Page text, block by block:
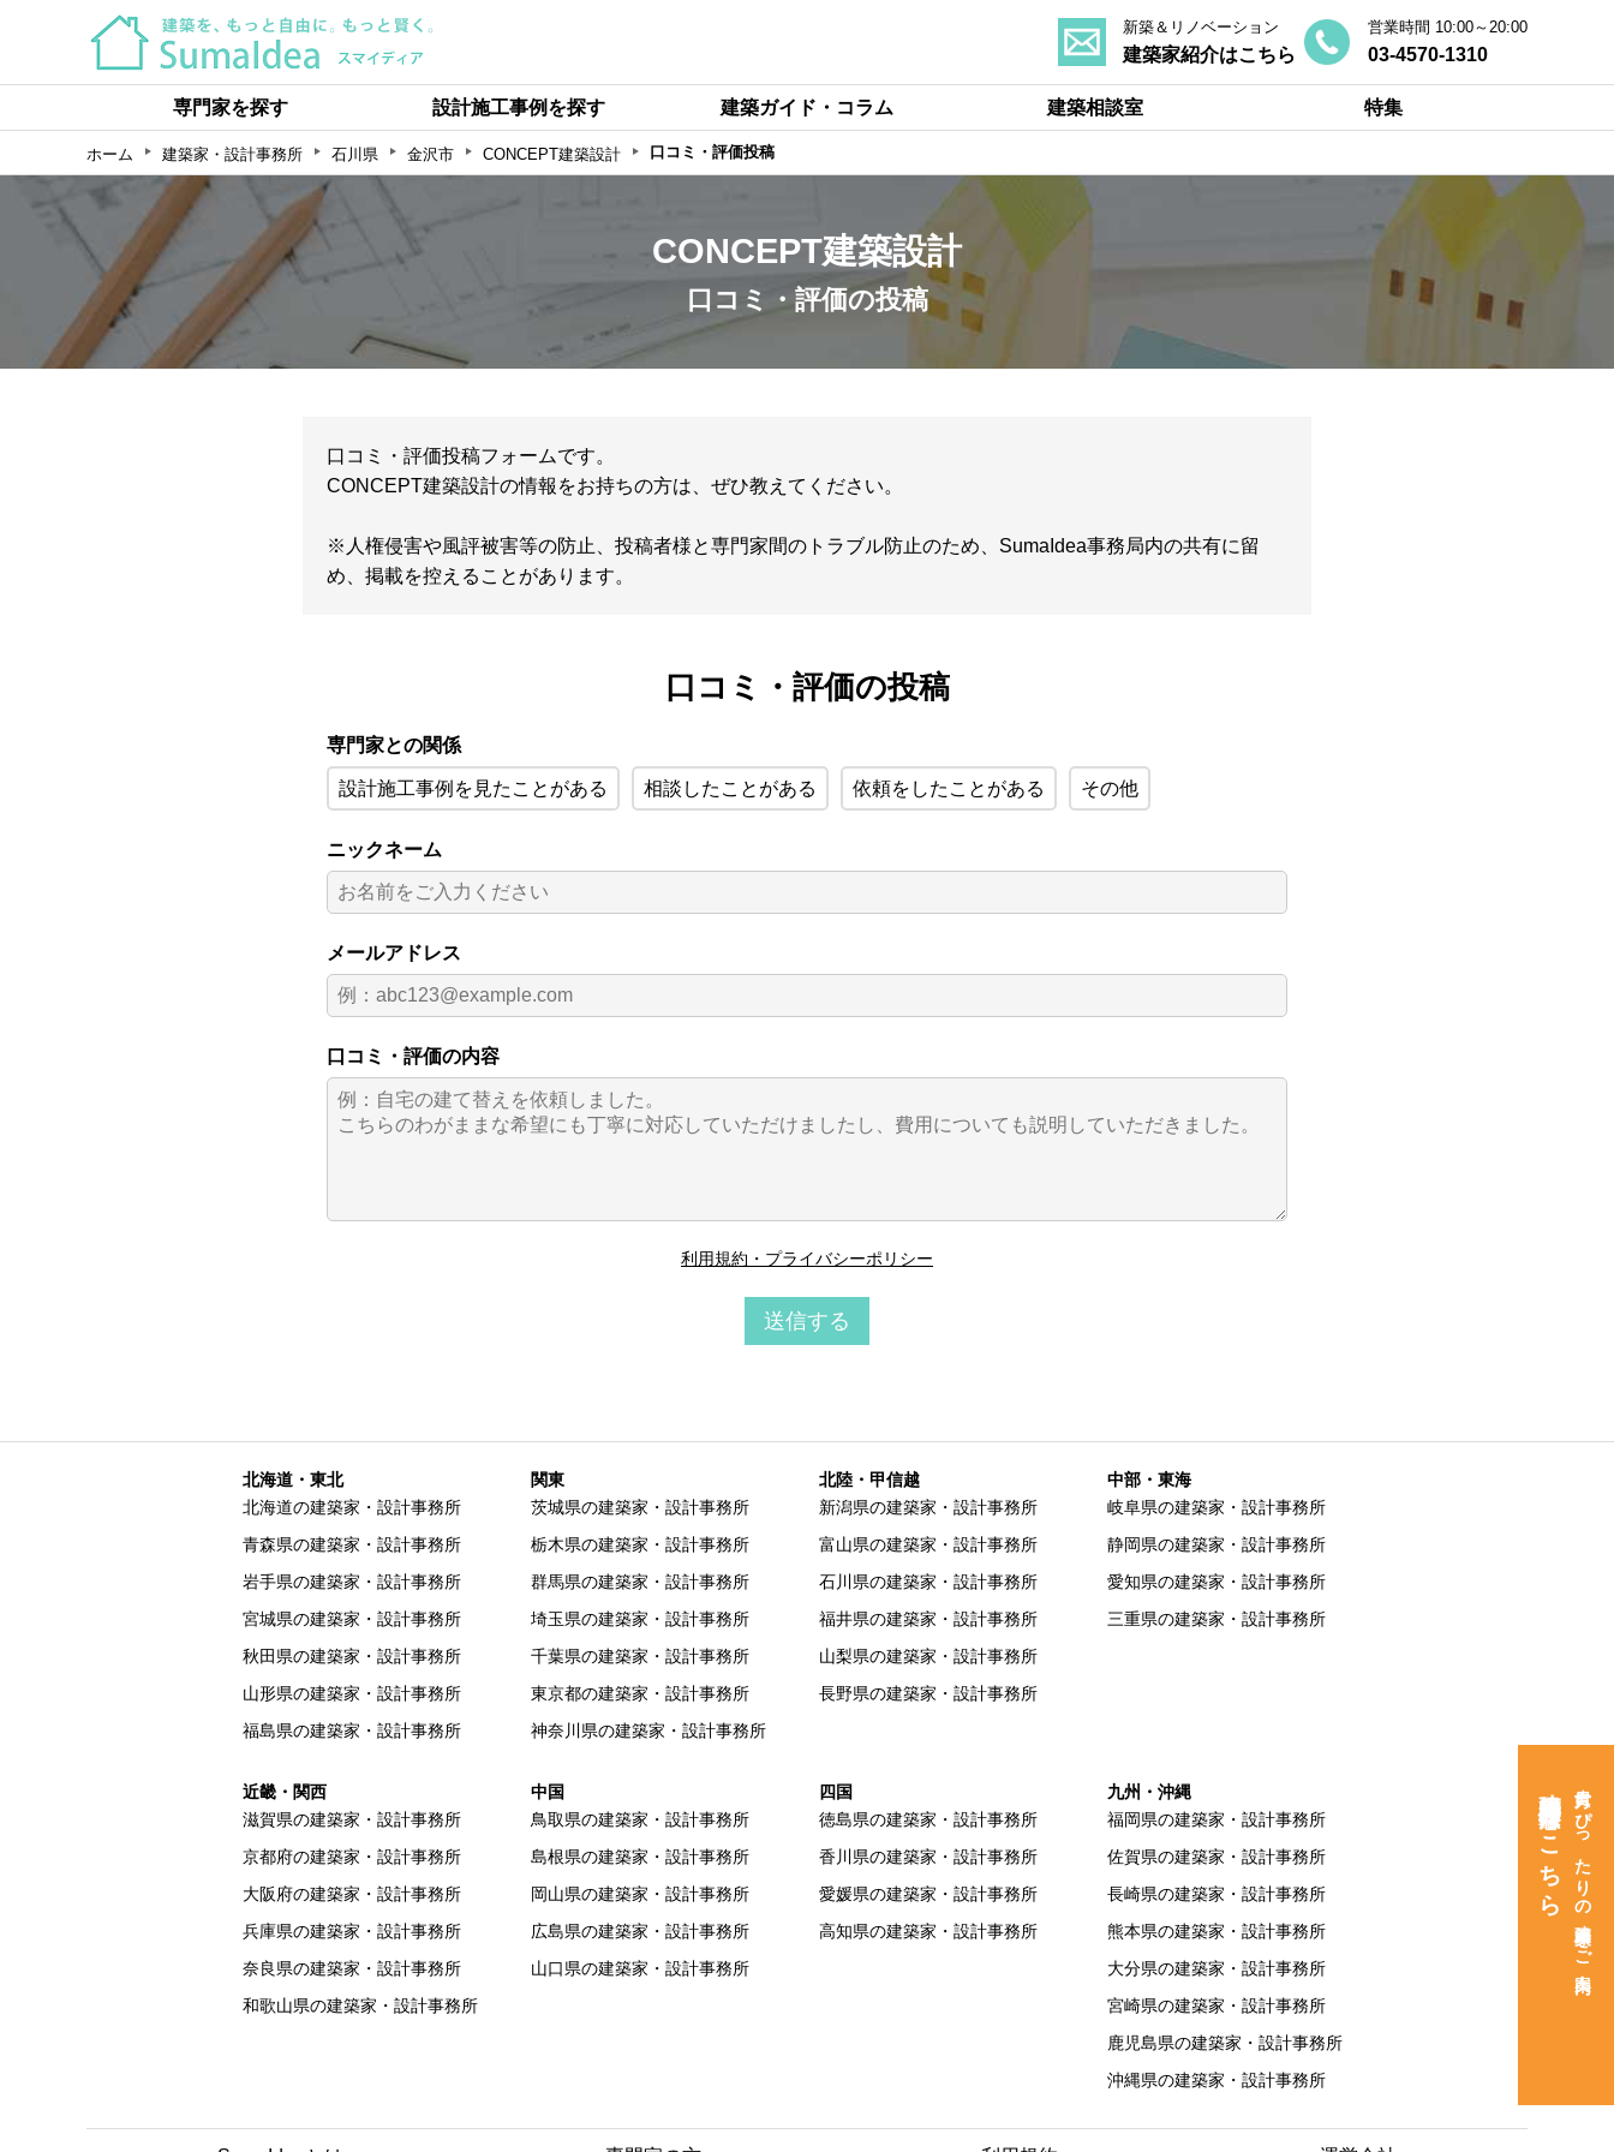
新築＆リノベーション
建築家紹介はこちら
営業時間 10:00～20:00
03-4570-1310
専門家を探す 設計施工事例を探す 建築ガイド・コラム 建築相談室 特集
ホーム 建築家・設計事務所 石川県 金沢市 CONCEPT建築設計 口コミ・評価投稿
CONCEPT建築設計
口コミ・評価の投稿
口コミ・評価投稿フォームです。
CONCEPT建築設計の情報をお持ちの方は、ぜひ教えてください。
※人権侵害や風評被害等の防止、投稿者様と専門家間のトラブル防止のため、SumaIdea事務局内の共有に留
め、掲載を控えることがあります。
口コミ・評価の投稿
専門家との関係
設計施工事例を見たことがある 相談したことがある 依頼をしたことがある その他
ニックネーム
メールアドレス
口コミ・評価の内容
利用規約・プライバシーポリシー
送信する
北海道・東北
北海道の建築家・設計事務所
青森県の建築家・設計事務所
岩手県の建築家・設計事務所
宮城県の建築家・設計事務所
秋田県の建築家・設計事務所
山形県の建築家・設計事務所
福島県の建築家・設計事務所
関東
茨城県の建築家・設計事務所
栃木県の建築家・設計事務所
群馬県の建築家・設計事務所
埼玉県の建築家・設計事務所
千葉県の建築家・設計事務所
東京都の建築家・設計事務所
神奈川県の建築家・設計事務所
北陸・甲信越
新潟県の建築家・設計事務所
富山県の建築家・設計事務所
石川県の建築家・設計事務所
福井県の建築家・設計事務所
山梨県の建築家・設計事務所
長野県の建築家・設計事務所
中部・東海
岐阜県の建築家・設計事務所
静岡県の建築家・設計事務所
愛知県の建築家・設計事務所
三重県の建築家・設計事務所
近畿・関西
滋賀県の建築家・設計事務所
京都府の建築家・設計事務所
大阪府の建築家・設計事務所
兵庫県の建築家・設計事務所
奈良県の建築家・設計事務所
和歌山県の建築家・設計事務所
中国
鳥取県の建築家・設計事務所
島根県の建築家・設計事務所
岡山県の建築家・設計事務所
広島県の建築家・設計事務所
山口県の建築家・設計事務所
四国
徳島県の建築家・設計事務所
香川県の建築家・設計事務所
愛媛県の建築家・設計事務所
高知県の建築家・設計事務所
九州・沖縄
福岡県の建築家・設計事務所
佐賀県の建築家・設計事務所
長崎県の建築家・設計事務所
熊本県の建築家・設計事務所
大分県の建築家・設計事務所
宮崎県の建築家・設計事務所
鹿児島県の建築家・設計事務所
沖縄県の建築家・設計事務所
貴方にぴったりの建築家をご案内
建築家紹介窓口はこちら